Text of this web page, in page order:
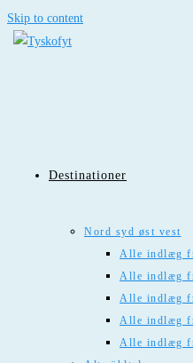
Skip to content
Destinationer
Nord syd øst vest
Alle indlæg
Alle indlæg
Alle indlæg
Alle indlæg
Alle indlæg